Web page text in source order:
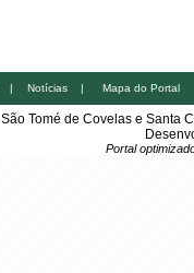
| Notícias | Mapa do Portal
São Tomé de Covelas e Santa
Portal